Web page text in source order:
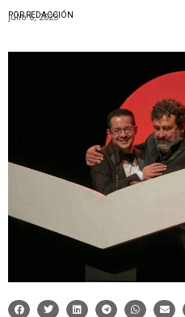
POR REDACCIÓN
julio 6, 2023